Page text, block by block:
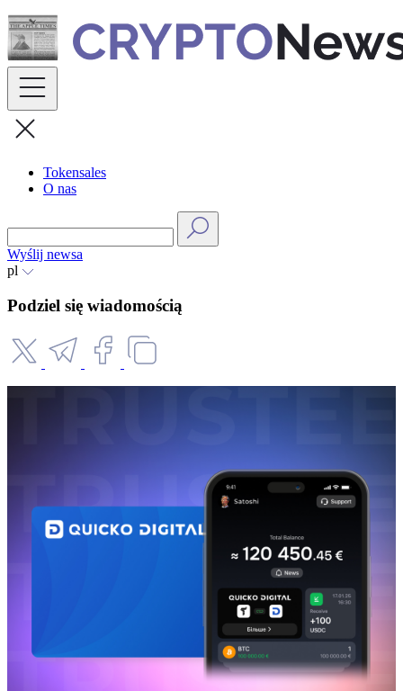
Skip
to
content
Tokensales
O nas
Wyślij newsa
pl
Podziel się wiadomością